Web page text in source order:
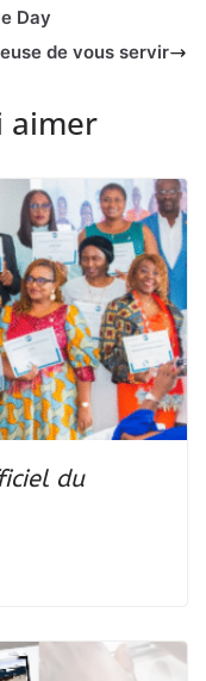
Day
de vous servir
aimer
du